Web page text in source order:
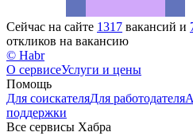
Сейчас на сайте 1317 вакансий и
откликов на вакансию
© Habr
О сервисеУслуги и цены
Помощь
Для соискателяДля работодателя
поддержки
Все сервисы Хабра